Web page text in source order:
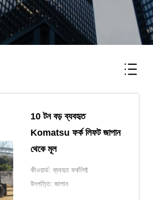
10 টন বড় ব্যবহৃত
Komatsu ফর্ক লিফট জাপান
থেকে মূল
কীওয়ার্ড: ব্যবহৃত ফর্কলিফ্ট
উৎপত্তি: জাপান